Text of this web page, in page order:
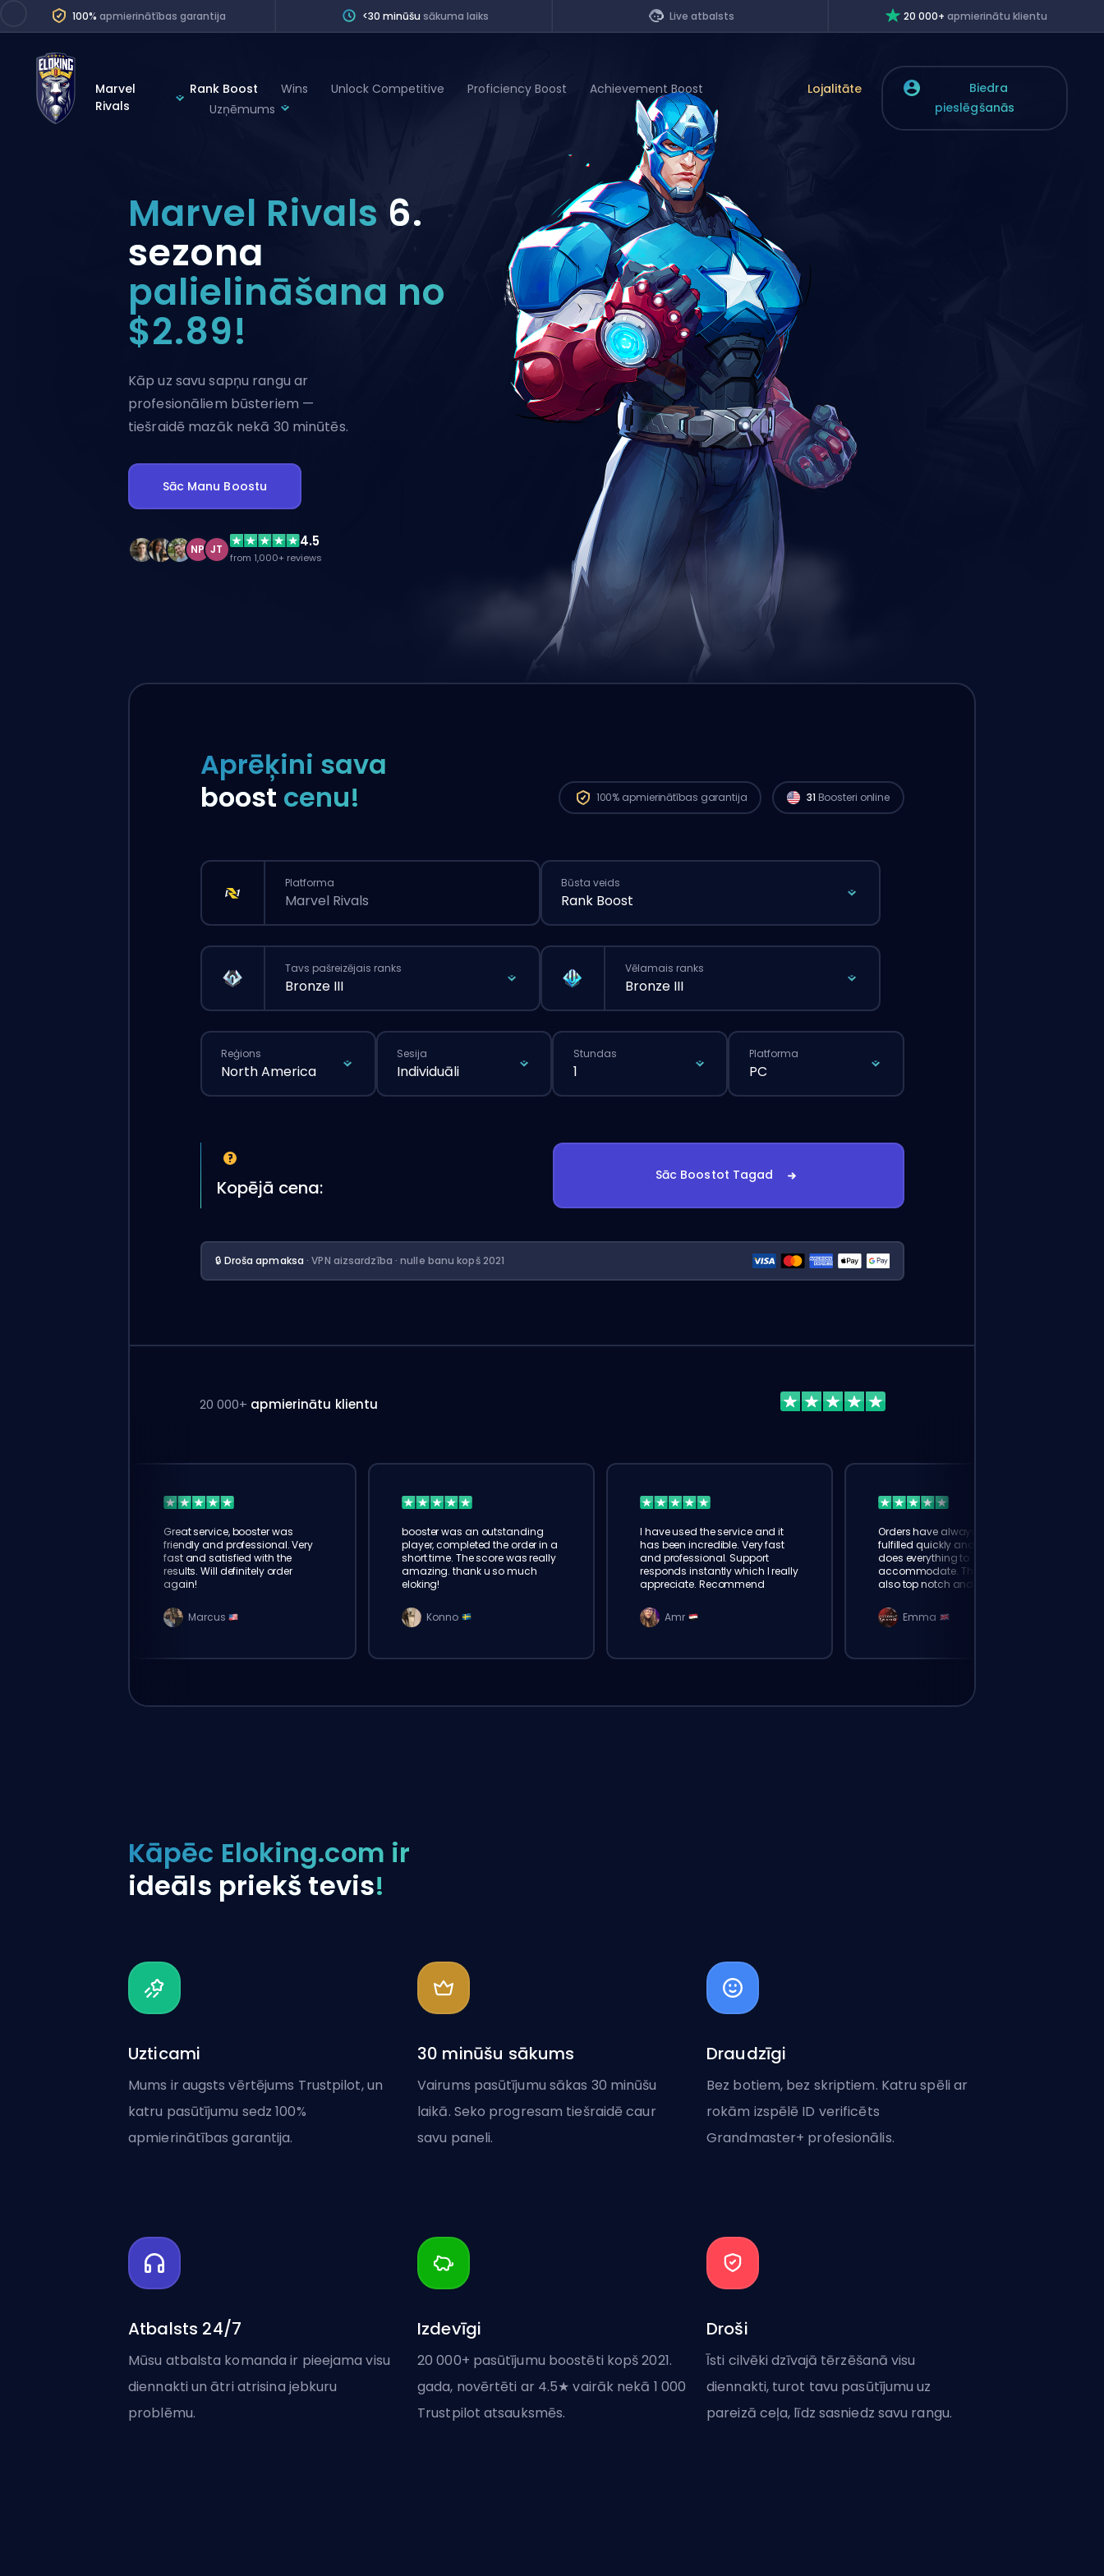
100% apmierinātības garantija <30 minūšu sākuma laiks Live atbalsts 20 000+apmierinātu klientu
Marvel
Rivals
Dota 2
Counter-Strike
Overwatch 2
Rocket League
Path of Exile 2
Division Boost
Coaching
Rank Boost Wins Unlock Competitive Proficiency Boost
Achievement Boost
Uzņēmums
Lojalitāte
Biedra
pieslēgšanās
Marvel Rivals 6.
sezona
palielināšana no
$2.89!
Kāp uz savu sapņu rangu ar
profesionāliem būsteriem —
tiešraidē mazāk nekā 30 minūtēs.
Sāc Manu Boostu
NP JT 4.5
from 1,000+ reviews
Aprēķini sava
boost cenu! 100% apmierinātības garantija 31 Boosteri online
Platforma
Marvel Rivals
Būsta veids
Rank Boost
Tavs pašreizējais ranks
Bronze III
Vēlamais ranks
Bronze III
Reģions
North America
Sesija
Individuāli
Stundas
1
Platforma
PC
Kopējā cena:
Sāc Boostot Tagad
🔒 Droša apmaksa · VPN aizsardzība · nulle banu kopš 2021
20 000+ apmierinātu klientu
Great service, booster was
friendly and professional. Very
fast and satisfied with the
results. Will definitely order
again!
Marcus
booster was an outstanding
player, completed the order in a
short time. The score was really
amazing. thank u so much
eloking!
Konno
I have used the service and it
has been incredible. Very fast
and professional. Support
responds instantly which I really
appreciate. Recommend
Amr
Orders have always been
fulfilled quickly and booster
does everything to
accommodate. The support is
also top notch and responds
elokingEmma
Kāpēc Eloking.com ir
ideāls priekš tevis!
Uzticami
Mums ir augsts vērtējums Trustpilot, un
katru pasūtījumu sedz 100%
apmierinātības garantija.
30 minūšu sākums
Vairums pasūtījumu sākas 30 minūšu
laikā. Seko progresam tiešraidē caur
savu paneli.
Draudzīgi
Bez botiem, bez skriptiem. Katru spēli ar
rokām izspēlē ID verificēts
Grandmaster+ profesionālis.
Atbalsts 24/7
Mūsu atbalsta komanda ir pieejama visu
diennakti un ātri atrisina jebkuru
problēmu.
Izdevīgi
20 000+ pasūtījumu boostēti kopš 2021.
gada, novērtēti ar 4.5★ vairāk nekā 1 000
Trustpilot atsauksmēs.
Droši
Īsti cilvēki dzīvajā tērzēšanā visu
diennakti, turot tavu pasūtījumu uz
pareizā ceļa, līdz sasniedz savu rangu.